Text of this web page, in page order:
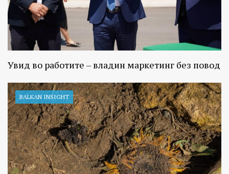
Увид во работите – владин маркетинг без повод
BALKAN INSIGHT